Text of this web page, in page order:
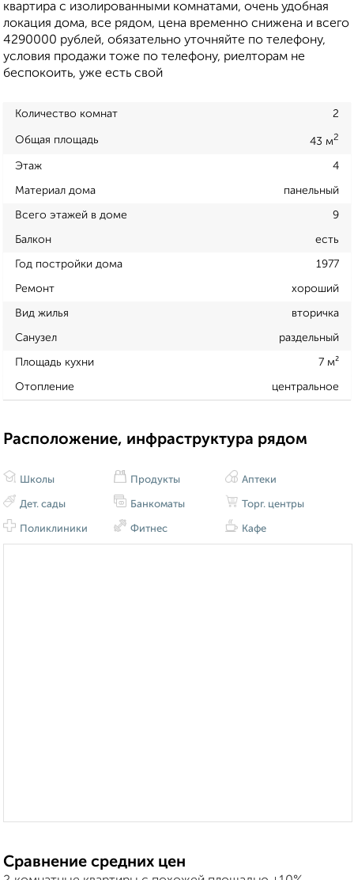
квартира с изолированными комнатами, очень удобная
локация дома, все рядом, цена временно снижена и всего
4290000 рублей, обязательно уточняйте по телефону,
условия продажи тоже по телефону, риелторам не
беспокоить, уже есть свой
Количество комнат 2
Общая площадь 43 м2
Этаж 4
Материал дома панельный
Всего этажей в доме 9
Балкон есть
Год постройки дома 1977
Ремонт хороший
Вид жилья вторичка
Санузел раздельный
Площадь кухни 7 м²
Отопление центральное
Расположение, инфраструктура рядом
Школы
Дет. сады
Поликлиники
Продукты
Банкоматы
Фитнес
Аптеки
Торг. центры
Кафе
Сравнение средних цен